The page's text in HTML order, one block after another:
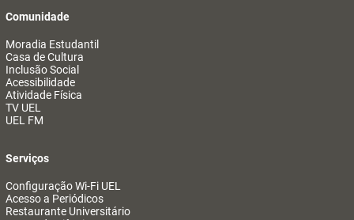
Comunidade
Moradia Estudantil
Casa de Cultura
Inclusão Social
Acessibilidade
Atividade Física
TV UEL
UEL FM
Serviços
Configuração Wi-Fi UEL
Acesso a Periódicos
Restaurante Universitário